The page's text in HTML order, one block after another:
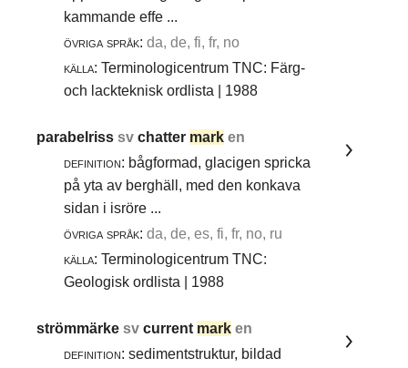
kammande effe ...
övriga språk: da, de, fi, fr, no
källa: Terminologicentrum TNC: Färg-
och lackteknisk ordlista | 1988
parabelrisssvchatter mark en
definition: bågformad, glacigen spricka
på yta av berghäll, med den konkava
sidan i isröre ...
övriga språk: da, de, es, fi, fr, no, ru
källa: Terminologicentrum TNC:
Geologisk ordlista | 1988
strömmärkesvcurrent mark en
definition: sedimentstruktur, bildad